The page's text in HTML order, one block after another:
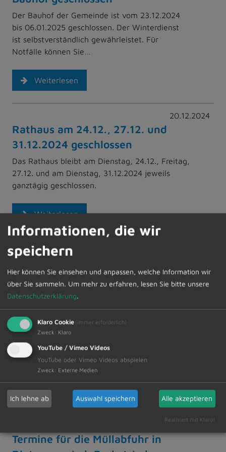
Der Bauhof der Gemeinde ist vom 23.12.2024
bis 06.01.2025 geschlossen. Der Winterdienst
ist selbstverständlich gewährleistet. Für
Notfälle können Sie…
Weiterlesen
20.12.2024
Rathaus am 24.12., 27.12. und
31.12.2024 geschlossen
Das Rathaus bleibt am Dienstag, 24.12., Freitag,
27.12. und am Dienstag, 31.12.2024 jeweils
ganztägig geschlossen.
Weiterlesen
Abfuhrverschiebung an den
Weihnachts- und
Neujahrfeiertagen
Der Zweckverband für Abfallwirtschaft
Kempten (ZAK) weist darauf hin, dass sich die
Müllabfuhr (Rest- und Bio-müll, sowie
Papiertonnen) über die…
Weiterlesen
Termine für die Müllabfuhr in
Informationen, die wir
speichern
Hier können Sie einsehen und anpassen, welche Information wir
über Sie sammeln. Um mehr zu erfahren, lesen Sie bitte unsere
Datenschutzerklärung.
Klaro Cookie (immer erforderlich)
Zweck : Klaro
YouTube / Vimeo Videos
YouTube oder Vimeo Videos abspielen
Zweck : Externe Medien
Ich lehne ab Auswahl speichern Alle akzeptieren
Realisiert mit Klaro!